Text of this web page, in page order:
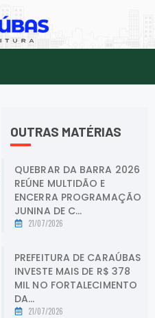
OUTRAS MATÉRIAS
QUEBRAR DA BARRA 2026
REÚNE MULTIDÃO E
ENCERRA PROGRAMAÇÃO
JUNINA DE C...
21/07/2026
PREFEITURA DE CARAÚBAS
INVESTE MAIS DE R$ 378
MIL NO FORTALECIMENTO
DA...
21/07/2026